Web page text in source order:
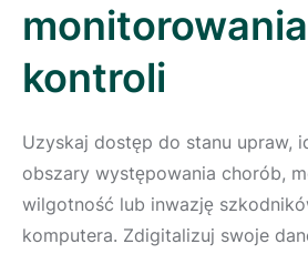
kontroli
Uzyskaj dostęp do stanu upraw,
obszary występowania chorób,
wilgotność lub inwazję
komputera. Zdigitalizuj swoje